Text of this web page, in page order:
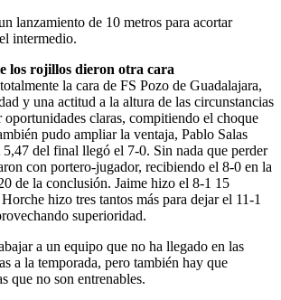
lanzamiento de 10 metros para acortar
intermedio.
los rojillos dieron otra cara
la cara de FS Pozo de Guadalajara,
y una actitud a la altura de las circunstancias
oportunidades claras, compitiendo el choque
pudo ampliar la ventaja, Pablo Salas
del final llegó el 7-0. Sin nada que perder
con portero-jugador, recibiendo el 8-0 en la
de la conclusión. Jaime hizo el 8-1 15
hizo tres tantos más para dejar el 11-1
superioridad.
a un equipo que no ha llegado en las
a la temporada, pero también hay que
que no son entrenables.